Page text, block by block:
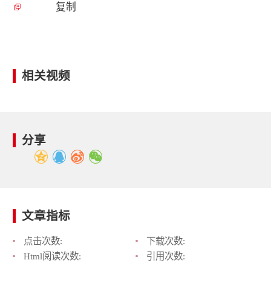
复制
相关视频
分享
文章指标
点击次数:
下载次数:
Html阅读次数:
引用次数: